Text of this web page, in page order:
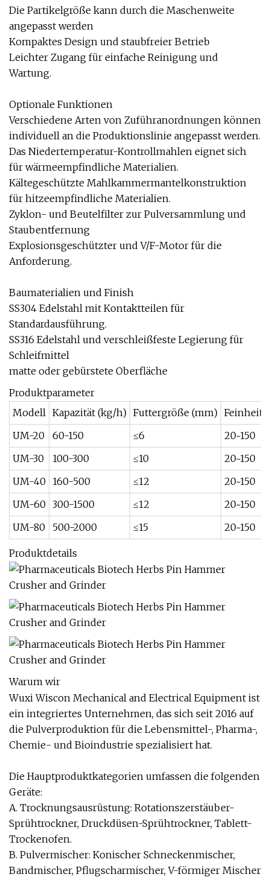
Die Partikelgröße kann durch die Maschenweite
angepasst werden
Kompaktes Design und staubfreier Betrieb
Leichter Zugang für einfache Reinigung und
Wartung.
Optionale Funktionen
Verschiedene Arten von Zuführanordnungen können
individuell an die Produktionslinie angepasst werden.
Das Niedertemperatur-Kontrollmahlen eignet sich
für wärmeempfindliche Materialien.
Kältegeschützte Mahlkammermantelkonstruktion
für hitzeempfindliche Materialien.
Zyklon- und Beutelfilter zur Pulversammlung und
Staubentfernung
Explosionsgeschützter und V/F-Motor für die
Anforderung.
Baumaterialien und Finish
SS304 Edelstahl mit Kontaktteilen für
Standardausführung.
SS316 Edelstahl und verschleißfeste Legierung für
Schleifmittel
matte oder gebürstete Oberfläche
Produktparameter
Modell Kapazität (kg/h) Futtergröße (mm) Feinheit
UM-20
60-150 ≤6
20~150
UM-30
100-300 ≤10
20~150
UM-40
160-500 ≤12
20~150
UM-60 300-1500 ≤12
20~150
UM-80
500-2000 ≤15 20~150
Produktdetails
Warum wir
Wuxi Wiscon Mechanical and Electrical Equipment ist
ein integriertes Unternehmen, das sich seit 2016 auf
die Pulverproduktion für die Lebensmittel-, Pharma-,
Chemie- und Bioindustrie spezialisiert hat.
Die Hauptproduktkategorien umfassen die folgenden
Geräte:
A. Trocknungsausrüstung: Rotationszerstäuber-
Sprühtrockner, Druckdüsen-Sprühtrockner, Tablett-
Trockenofen.
B. Pulvermischer: Konischer Schneckenmischer,
Bandmischer, Pflugscharmischer, V-förmiger Mischer